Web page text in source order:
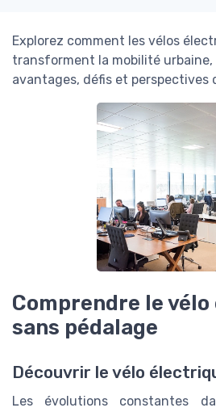
Explorez comment les vélos
transforment la mobilité
avantages, défis et perspectives
Comprendre le
sans pédalage
Découvrir le vélo
Les évolutions constantes